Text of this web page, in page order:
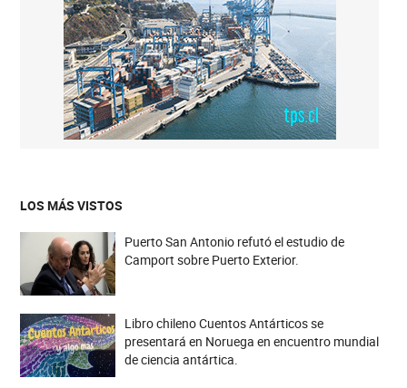
LOS MÁS VISTOS
Puerto San Antonio refutó el estudio de
Camport sobre Puerto Exterior.
Libro chileno Cuentos Antárticos se
presentará en Noruega en encuentro mundial
de ciencia antártica.